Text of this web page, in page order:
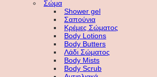
Σώμα
Shower gel
Σαπούνια
Κρέμες Σώματος
Body Lotions
Body Butters
Λάδι Σώματος
Body Mists
Body Scrub